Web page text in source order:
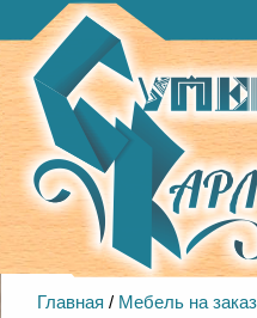
Главная / Мебель на заказ